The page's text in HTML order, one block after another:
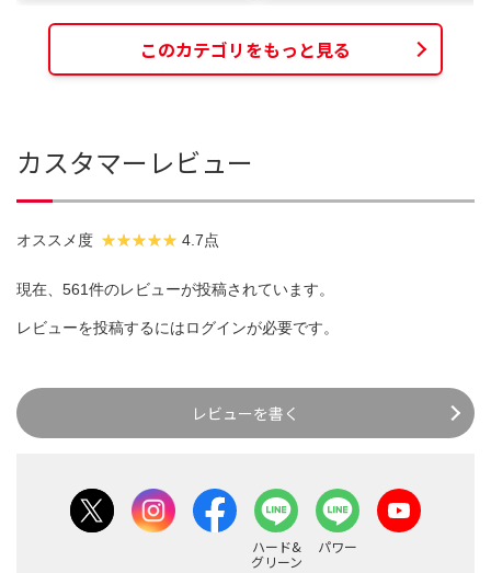
このカテゴリをもっと見る
カスタマーレビュー
オススメ度 4.7点
現在、561件のレビューが投稿されています。
レビューを投稿するにはログインが必要です。
レビューを書く
ハード&
グリーン
パワー